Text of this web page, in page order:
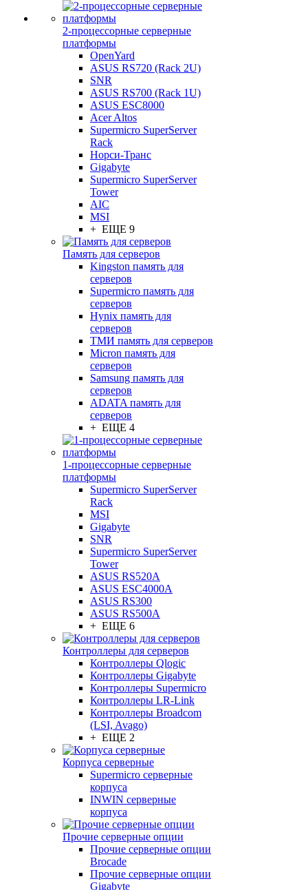
2-процессорные серверные
платформы
OpenYard
ASUS RS720 (Rack 2U)
SNR
ASUS RS700 (Rack 1U)
ASUS ESC8000
Acer Altos
Supermicro SuperServer
Rack
Норси-Транс
Gigabyte
Supermicro SuperServer
Tower
AIC
MSI
+ ЕЩЕ 9
Память для серверов
Kingston память для
серверов
Supermicro память для
серверов
Hynix память для
серверов
ТМИ память для серверов
Micron память для
серверов
Samsung память для
серверов
ADATA память для
серверов
+ ЕЩЕ 4
1-процессорные серверные
платформы
Supermicro SuperServer
Rack
MSI
Gigabyte
SNR
Supermicro SuperServer
Tower
ASUS RS520A
ASUS ESC4000A
ASUS RS300
ASUS RS500A
+ ЕЩЕ 6
Контроллеры для серверов
Контроллеры Qlogic
Контроллеры Gigabyte
Контроллеры Supermicro
Контроллеры LR-Link
Контроллеры Broadcom
(LSI, Avago)
+ ЕЩЕ 2
Корпуса серверные
Supermicro серверные
корпуса
INWIN серверные
корпуса
Прочие серверные опции
Прочие серверные опции
Brocade
Прочие серверные опции
Gigabyte